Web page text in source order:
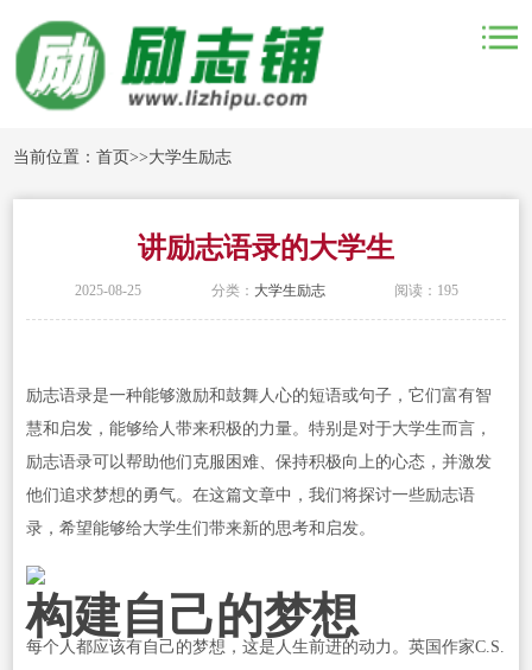
当前位置：首页>>大学生励志
讲励志语录的大学生
2025-08-25 分类： 大学生励志 阅读：195
励志语录是一种能够激励和鼓舞人心的短语或句子，它们富有智
慧和启发，能够给人带来积极的力量。特别是对于大学生而言，
励志语录可以帮助他们克服困难、保持积极向上的心态，并激发
他们追求梦想的勇气。在这篇文章中，我们将探讨一些励志语
录，希望能够给大学生们带来新的思考和启发。
构建自己的梦想
每个人都应该有自己的梦想，这是人生前进的动力。英国作家C.S.